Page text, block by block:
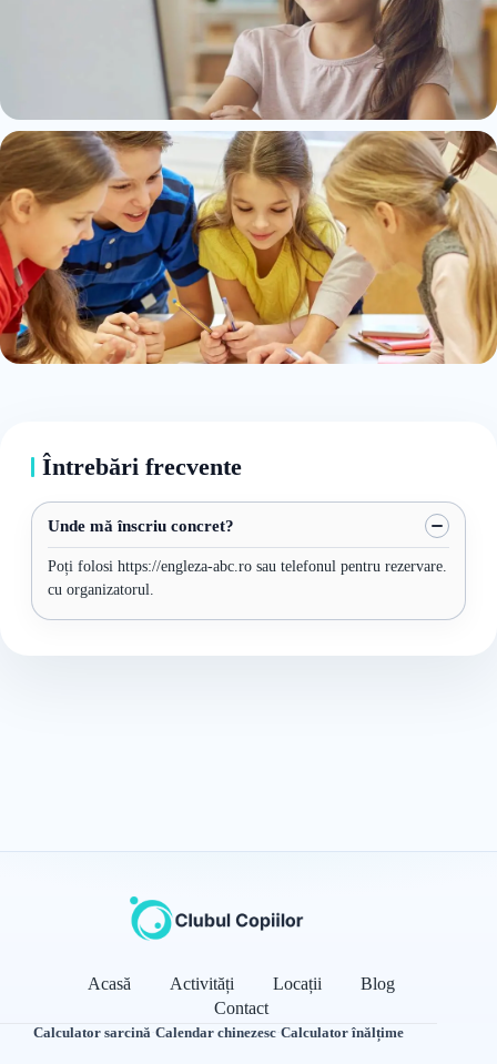
Întrebări frecvente
Unde mă înscriu concret?
Poți folosi https://engleza-abc.ro sau telefonul pentru rezervare.
cu organizatorul.
Acasă Activități Locații
Blog
Contact
Calculator sarcină·Calendar chinezesc·Calculator înălțime